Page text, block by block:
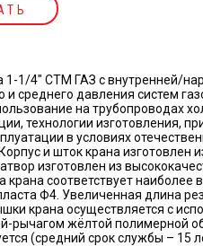
1-1/4" СТМ ГАЗ с внутренней/
и среднего давления систем
на трубопроводах
технологии изготовления,
в условиях
и шток крана изготовлен
изготовлен из
крана соответствует
Ф4. Увеличенная длина
крана осуществляется с
рычагом жёлтой полимерной
(средний срок службы – 15